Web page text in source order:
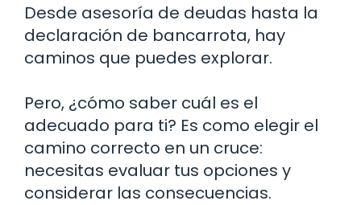
Desde asesoría de deudas hasta la
declaración de bancarrota, hay
caminos que puedes explorar.
Pero, ¿cómo saber cuál es el
adecuado para ti? Es como elegir el
camino correcto en un cruce:
necesitas evaluar tus opciones y
considerar las consecuencias.